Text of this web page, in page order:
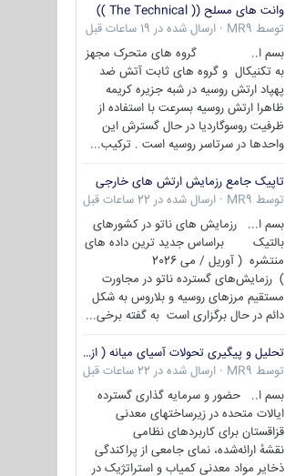
وانت های مسلح (( The Technical ))
توسط MR9
· ارسال شده در 19 ساعات قبل
بسم ا.. گروه های متحرک مجهز
به تکنیکال و گروه های ثابت آتش ضد
پهپاد ارتش روسیه در شبه جزیره کریمه
ظاهرا ارتش روسیه بسرعت با استفاده از
ظرفیت روسوگاردیا در حال گسترش این
واحدها در سرتاسر روسیه است . ترکیب...
تاپیک جامع رزمایش ارتش های خارجی
توسط MR9
· ارسال شده در 22 ساعات قبل
بسم ا... رزمایش های ناتو در کشورهای
بالتیک براساس جدید ترین داده های
منتشره ( آوریل / می 2026
) رزمایش‌های گسترده ناتو در مجاورت
مستقیم مرزهای روسیه و بلاروس به شکل
دائم در حال برگزاری است به گفته برخی...
تحلیل و پیگیری تحولات آسیای میانه ( ازبکستان، تاجیکستان، ترکمنستان، قزاقستان و قرقیزستان )
توسط MR9
· ارسال شده در 22 ساعات قبل
بسم ا.. حضور و سرمایه گذاری گسترده
ایالات متحده در زیرساختهای معدنی
قزاقستان برای کاربردهای نظامی
نقشهٔ ارائه‌شده، نمای جامعی از پراکندگی
ذخایر مواد معدنی کمیاب و استراتژیک در